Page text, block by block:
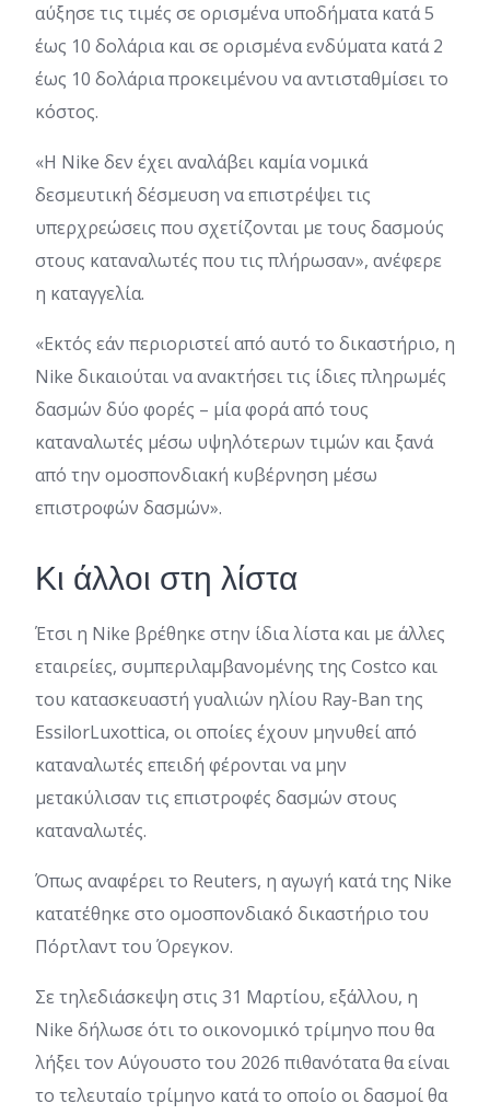
αύξησε τις τιμές σε ορισμένα υποδήματα κατά 5
έως 10 δολάρια και σε ορισμένα ενδύματα κατά 2
έως 10 δολάρια προκειμένου να αντισταθμίσει το
κόστος.
«Η Nike δεν έχει αναλάβει καμία νομικά
δεσμευτική δέσμευση να επιστρέψει τις
υπερχρεώσεις που σχετίζονται με τους δασμούς
στους καταναλωτές που τις πλήρωσαν», ανέφερε
η καταγγελία.
«Εκτός εάν περιοριστεί από αυτό το δικαστήριο, η
Nike δικαιούται να ανακτήσει τις ίδιες πληρωμές
δασμών δύο φορές – μία φορά από τους
καταναλωτές μέσω υψηλότερων τιμών και ξανά
από την ομοσπονδιακή κυβέρνηση μέσω
επιστροφών δασμών».
Κι άλλοι στη λίστα
Έτσι η Nike βρέθηκε στην ίδια λίστα και με άλλες
εταιρείες, συμπεριλαμβανομένης της Costco και
του κατασκευαστή γυαλιών ηλίου Ray-Ban της
EssilorLuxottica, οι οποίες έχουν μηνυθεί από
καταναλωτές επειδή φέρονται να μην
μετακύλισαν τις επιστροφές δασμών στους
καταναλωτές.
Όπως αναφέρει το Reuters, η αγωγή κατά της Nike
κατατέθηκε στο ομοσπονδιακό δικαστήριο του
Πόρτλαντ του Όρεγκον.
Σε τηλεδιάσκεψη στις 31 Μαρτίου, εξάλλου, η
Nike δήλωσε ότι το οικονομικό τρίμηνο που θα
λήξει τον Αύγουστο του 2026 πιθανότατα θα είναι
το τελευταίο τρίμηνο κατά το οποίο οι δασμοί θα